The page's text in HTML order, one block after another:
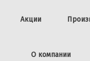
Акции
О компании